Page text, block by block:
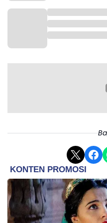
Sementara pada jenjang
di 217 sekolah,
18 persen dari 73
sedangkan 76.567
menerima.
Adapun pada jenjang
63 satuan pendidikan,
mendapatkan program
Wawan menegaskan,
dengan berbagai pihak
MBG dapat segera
Karawang.
“Kami akan terus